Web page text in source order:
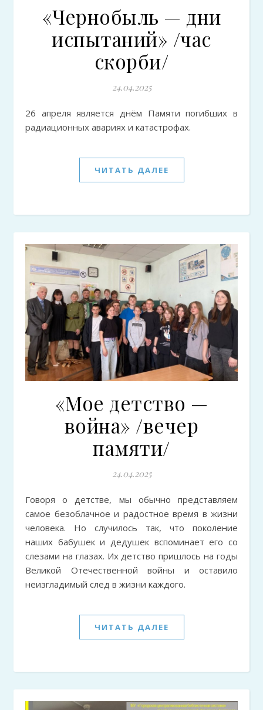
«Чернобыль — дни
испытаний» /час
скорби/
24.04.2025
26 апреля является днём Памяти погибших в
радиационных авариях и катастрофах.
ЧИТАТЬ ДАЛЕЕ
«Мое детство —
война» /вечер
памяти/
24.04.2025
Говоря о детстве, мы обычно представляем
самое безоблачное и радостное время в жизни
человека. Но случилось так, что поколение
наших бабушек и дедушек вспоминает его со
слезами на глазах. Их детство пришлось на годы
Великой Отечественной войны и оставило
неизгладимый след в жизни каждого.
ЧИТАТЬ ДАЛЕЕ